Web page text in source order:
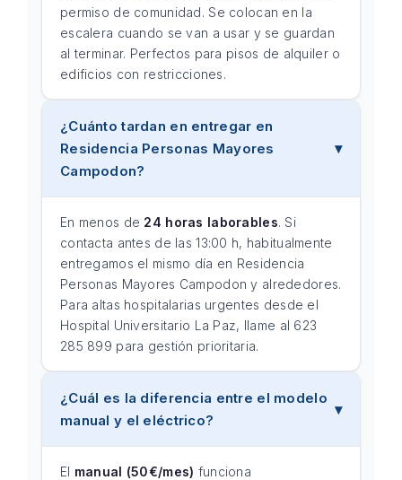
permiso de comunidad. Se colocan en la
escalera cuando se van a usar y se guardan
al terminar. Perfectos para pisos de alquiler o
edificios con restricciones.
¿Cuánto tardan en entregar en
Residencia Personas Mayores
Campodon?
En menos de 24 horas laborables. Si
contacta antes de las 13:00 h, habitualmente
entregamos el mismo día en Residencia
Personas Mayores Campodon y alrededores.
Para altas hospitalarias urgentes desde el
Hospital Universitario La Paz, llame al 623
285 899 para gestión prioritaria.
¿Cuál es la diferencia entre el modelo
manual y el eléctrico?
El manual (50€/mes) funciona